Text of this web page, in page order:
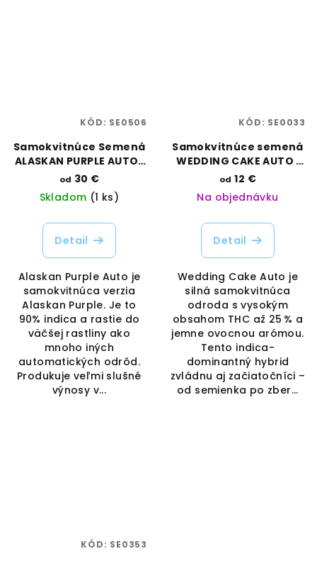
Samokvitnúce Semená
ALASKAN PURPLE AUTO |
SEEDSMAN SEEDS
od 30 €
Skladom (1 ks)
Detail
Alaskan Purple Auto je
samokvitnúca verzia
Alaskan Purple. Je to
90% indica a rastie do
väčšej rastliny ako
mnoho iných
automatických odrôd.
Produkuje veľmi slušné
výnosy v...
KÓD: SE0506
Samokvitnúce semená
WEDDING CAKE AUTO |
RAMA SEEDS
od 12 €
Na objednávku
Detail
Wedding Cake Auto je
silná samokvitnúca
odroda s vysokým
obsahom THC až 25 % a
jemne ovocnou arómou.
Tento indica-
dominantný hybrid
zvládnu aj začiatočníci –
od semienka po zber...
KÓD: SE0033
KÓD: SE0353